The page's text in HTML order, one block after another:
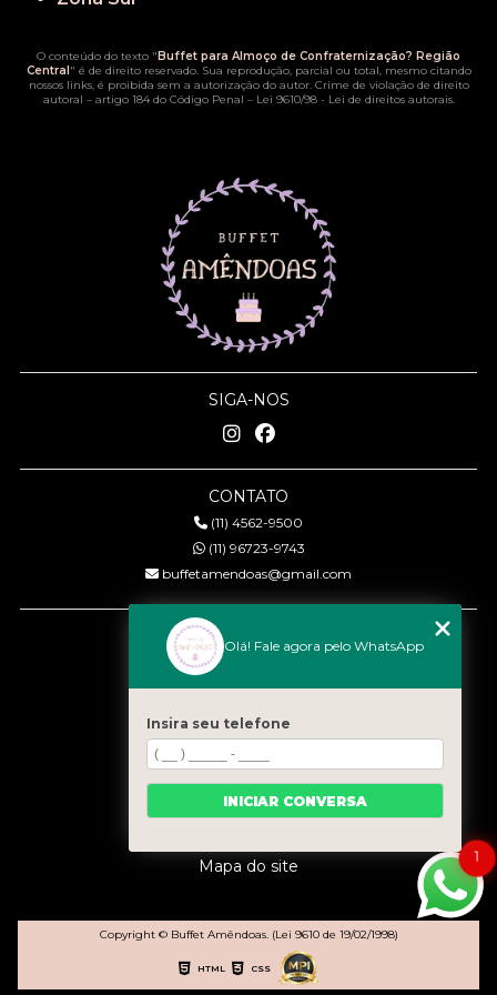
O conteúdo do texto " Buffet para Almoço de Confraternização? Região
Central " é de direito reservado. Sua reprodução, parcial ou total, mesmo citando
nossos links, é proibida sem a autorização do autor. Crime de violação de direito
autoral – artigo 184 do Código Penal – Lei 9610/98 - Lei de direitos autorais.
SIGA-NOS
CONTATO
(11) 4562-9500
(11) 96723-9743
buffetamendoas@gmail.com
MENU
Quem somos
Serviços
Eventos
Gastronomia
Contato
Mapa do site
Copyright © Buffet Amêndoas. (Lei 9610 de 19/02/1998)
HTML CSS
1
Olá! Fale agora pelo WhatsApp
Insira seu telefone
INICIAR CONVERSA